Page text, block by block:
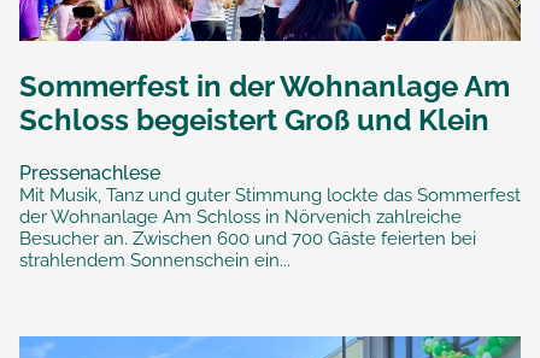
Sommerfest in der Wohnanlage Am
Schloss begeistert Groß und Klein
Pressenachlese
Mit Musik, Tanz und guter Stimmung lockte das Sommerfest
der Wohnanlage Am Schloss in Nörvenich zahlreiche
Besucher an. Zwischen 600 und 700 Gäste feierten bei
strahlendem Sonnenschein ein...